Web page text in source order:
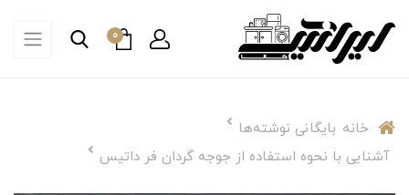
0
خانه بایگانی نوشته‌ها
آشنایی با نحوه استفاده از جوجه گردان فر داتیس